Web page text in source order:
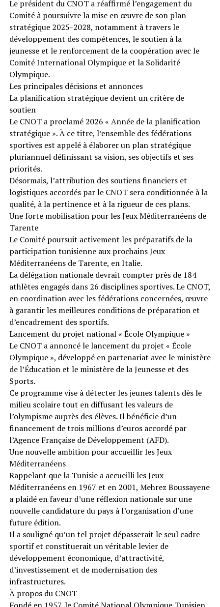
Le président du CNOT a réaffirmé l’engagement du
Comité à poursuivre la mise en œuvre de son plan
stratégique 2025-2028, notamment à travers le
développement des compétences, le soutien à la
jeunesse et le renforcement de la coopération avec le
Comité International Olympique et la Solidarité
Olympique.
Les principales décisions et annonces
La planification stratégique devient un critère de
soutien
Le CNOT a proclamé 2026 « Année de la planification
stratégique ». À ce titre, l’ensemble des fédérations
sportives est appelé à élaborer un plan stratégique
pluriannuel définissant sa vision, ses objectifs et ses
priorités.
Désormais, l’attribution des soutiens financiers et
logistiques accordés par le CNOT sera conditionnée à la
qualité, à la pertinence et à la rigueur de ces plans.
Une forte mobilisation pour les Jeux Méditerranéens de
Tarente
Le Comité poursuit activement les préparatifs de la
participation tunisienne aux prochains Jeux
Méditerranéens de Tarente, en Italie.
La délégation nationale devrait compter près de 184
athlètes engagés dans 26 disciplines sportives. Le CNOT,
en coordination avec les fédérations concernées, œuvre
à garantir les meilleures conditions de préparation et
d’encadrement des sportifs.
Lancement du projet national « École Olympique »
Le CNOT a annoncé le lancement du projet « École
Olympique », développé en partenariat avec le ministère
de l’Éducation et le ministère de la Jeunesse et des
Sports.
Ce programme vise à détecter les jeunes talents dès le
milieu scolaire tout en diffusant les valeurs de
l’olympisme auprès des élèves. Il bénéficie d’un
financement de trois millions d’euros accordé par
l’Agence Française de Développement (AFD).
Une nouvelle ambition pour accueillir les Jeux
Méditerranéens
Rappelant que la Tunisie a accueilli les Jeux
Méditerranéens en 1967 et en 2001, Mehrez Boussayene
a plaidé en faveur d’une réflexion nationale sur une
nouvelle candidature du pays à l’organisation d’une
future édition.
Il a souligné qu’un tel projet dépasserait le seul cadre
sportif et constituerait un véritable levier de
développement économique, d’attractivité,
d’investissement et de modernisation des
infrastructures.
À propos du CNOT